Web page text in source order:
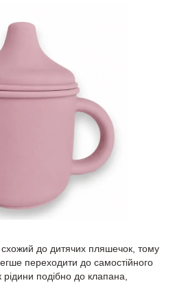
до дитячих пляшечок, тому
переходити до самостійного
подібно до клапана,